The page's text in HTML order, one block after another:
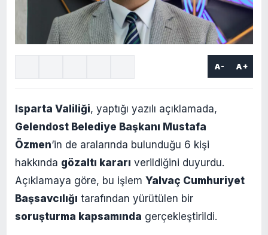
A- A+
Isparta Valiliği, yaptığı yazılı açıklamada,
Gelendost Belediye Başkanı Mustafa
Özmen‘in de aralarında bulunduğu 6 kişi
hakkında gözaltı kararı verildiğini duyurdu.
Açıklamaya göre, bu işlem Yalvaç Cumhuriyet
Başsavcılığı tarafından yürütülen bir
soruşturma kapsamında gerçekleştirildi.